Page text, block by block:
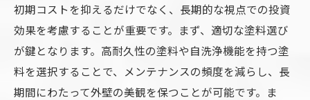
初期コストを抑えるだけでなく、長期的な視点での投資
効果を考慮することが重要です。まず、適切な塗料選び
が鍵となります。高耐久性の塗料や自洗浄機能を持つ塗
料を選択することで、メンテナンスの頻度を減らし、長
期間にわたって外壁の美観を保つことが可能です。ま